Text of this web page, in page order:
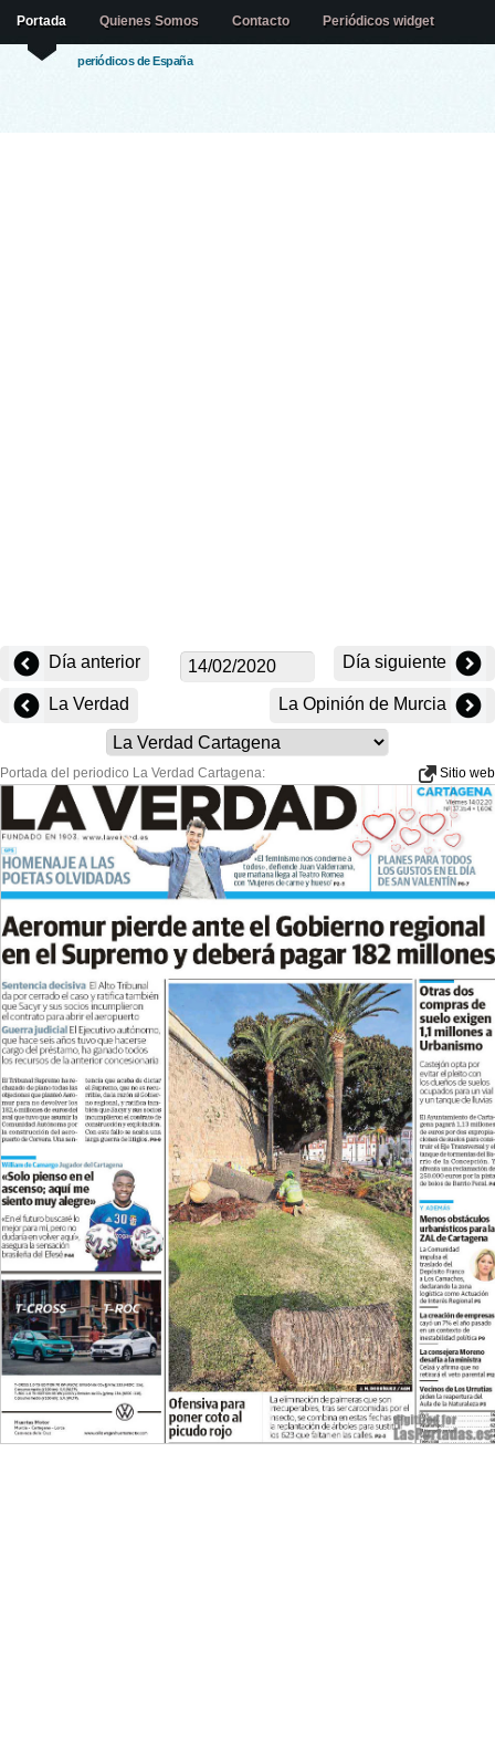
periódicos de España
Portada Quienes Somos Contacto Periódicos widget
Día anterior Día siguiente
La Verdad La Opinión de Murcia
Portada del periodico La Verdad Cartagena: Sitio web